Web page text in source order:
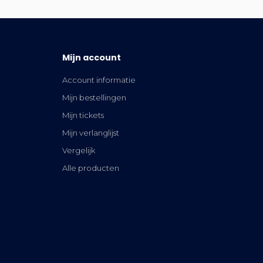
Mijn account
Account informatie
Mijn bestellingen
Mijn tickets
Mijn verlanglijst
Vergelijk
Alle producten